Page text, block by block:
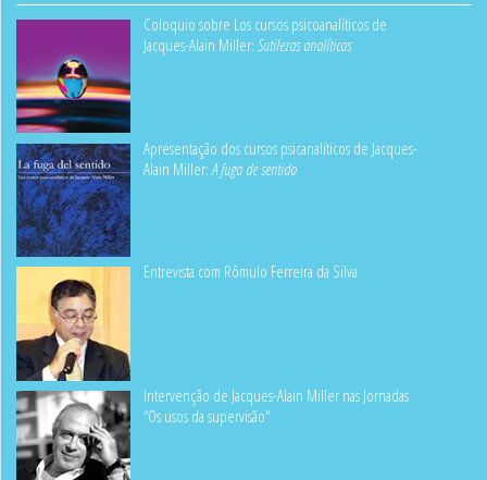
Coloquio sobre Los cursos psicoanalíticos de
Jacques-Alain Miller: Sutilezas analíticas
Apresentação dos cursos psicanalíticos de Jacques-
Alain Miller:A fuga de sentido
Entrevista com Rômulo Ferreira da Silva
Intervenção de Jacques-Alain Miller nas Jornadas
“Os usos da supervisão"